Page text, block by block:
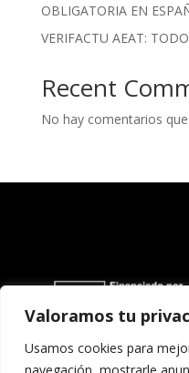
Valoramos tu
Usamos cookies para
OBLIGATORIA EN
VERIFACTU AEAT:
Recent
No hay comentarios